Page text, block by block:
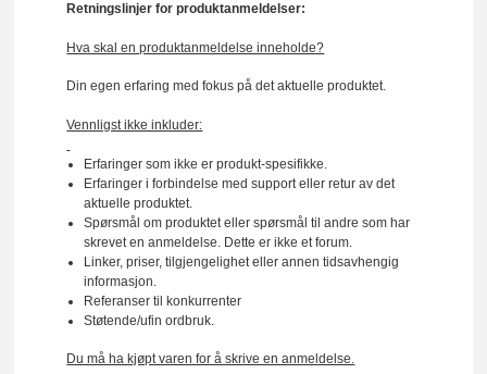
Retningslinjer for produktanmeldelser:
Hva skal en produktanmeldelse inneholde?
Din egen erfaring med fokus på det aktuelle produktet.
Vennligst ikke inkluder:
Erfaringer som ikke er produkt-spesifikke.
Erfaringer i forbindelse med support eller retur av det
aktuelle produktet.
Spørsmål om produktet eller spørsmål til andre som har
skrevet en anmeldelse. Dette er ikke et forum.
Linker, priser, tilgjengelighet eller annen tidsavhengig
informasjon.
Referanser til konkurrenter
Støtende/ufin ordbruk.
Du må ha kjøpt varen for å skrive en anmeldelse.